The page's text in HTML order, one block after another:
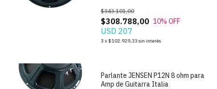
$308.788,00
$343.101,00
10% OFF
USD 207
3 x $102.929,33 sin interés
Parlante JENSEN P12N 8 ohm para
Amp de Guitarra Italia